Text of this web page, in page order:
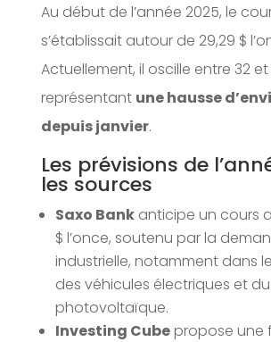
Au début de l’année 2025, le
s’établissait autour de 29,29 $
Actuellement, il oscille entre 32 et
représentant une hausse
depuis janvier.
Les prévisions de
les sources
Saxo Bankanticipe un cours
$ l’once, soutenu par la
industrielle, notamment dans
des véhicules électriques et du
photovoltaïque.
Investing Cubepropose une